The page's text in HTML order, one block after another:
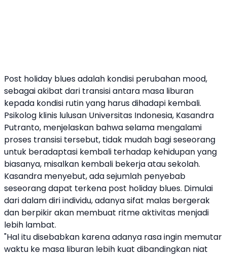
Post holiday blues adalah kondisi perubahan mood,
sebagai akibat dari transisi antara masa liburan
kepada kondisi rutin yang harus dihadapi kembali.
Psikolog klinis lulusan Universitas Indonesia, Kasandra
Putranto, menjelaskan bahwa selama mengalami
proses transisi tersebut, tidak mudah bagi seseorang
untuk beradaptasi kembali terhadap kehidupan yang
biasanya, misalkan kembali bekerja atau sekolah.
Kasandra menyebut, ada sejumlah penyebab
seseorang dapat terkena post holiday blues. Dimulai
dari dalam diri individu, adanya sifat malas bergerak
dan berpikir akan membuat ritme aktivitas menjadi
lebih lambat.
"Hal itu disebabkan karena adanya rasa ingin memutar
waktu ke masa liburan lebih kuat dibandingkan niat